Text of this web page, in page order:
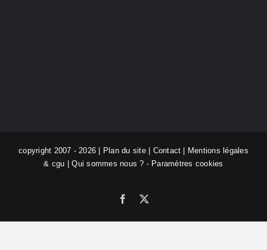
copyright 2007 - 2026 | Plan du site| Contact
Mentions légales
& cgu |Qui sommes nous ? - Paramètres cookies
Facebook